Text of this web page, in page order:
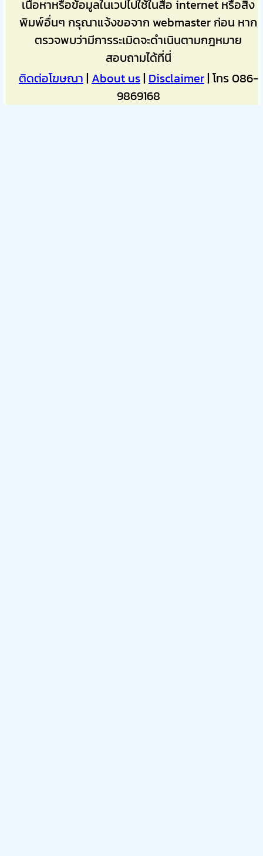
เนื้อหาหรือข้อมูลในเวปไปใช้ในสื่อ internet หรือสิ่ง
พิมพ์อื่นๆ กรุณาแจ้งขอจาก webmaster ก่อน หาก
ตรวจพบว่ามีการระเมิดจะดำเนินตามกฎหมาย
สอบถามได้ที่นี่
ติดต่อโฆษณา | About us| Disclaimer| โทร 086-
9869168